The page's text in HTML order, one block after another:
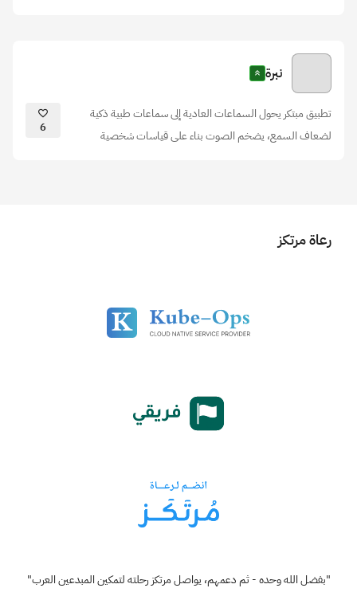
نبرة
تطبيق مبتكر يحول السماعات العادية إلى سماعات طبية ذكية
لضعاف السمع، يضخم الصوت بناء على قياسات شخصية
6
رعاة مرتكز
"بفضل الله وحده - ثم دعمهم، يواصل مرتكز رحلته لتمكين المبدعين العرب"